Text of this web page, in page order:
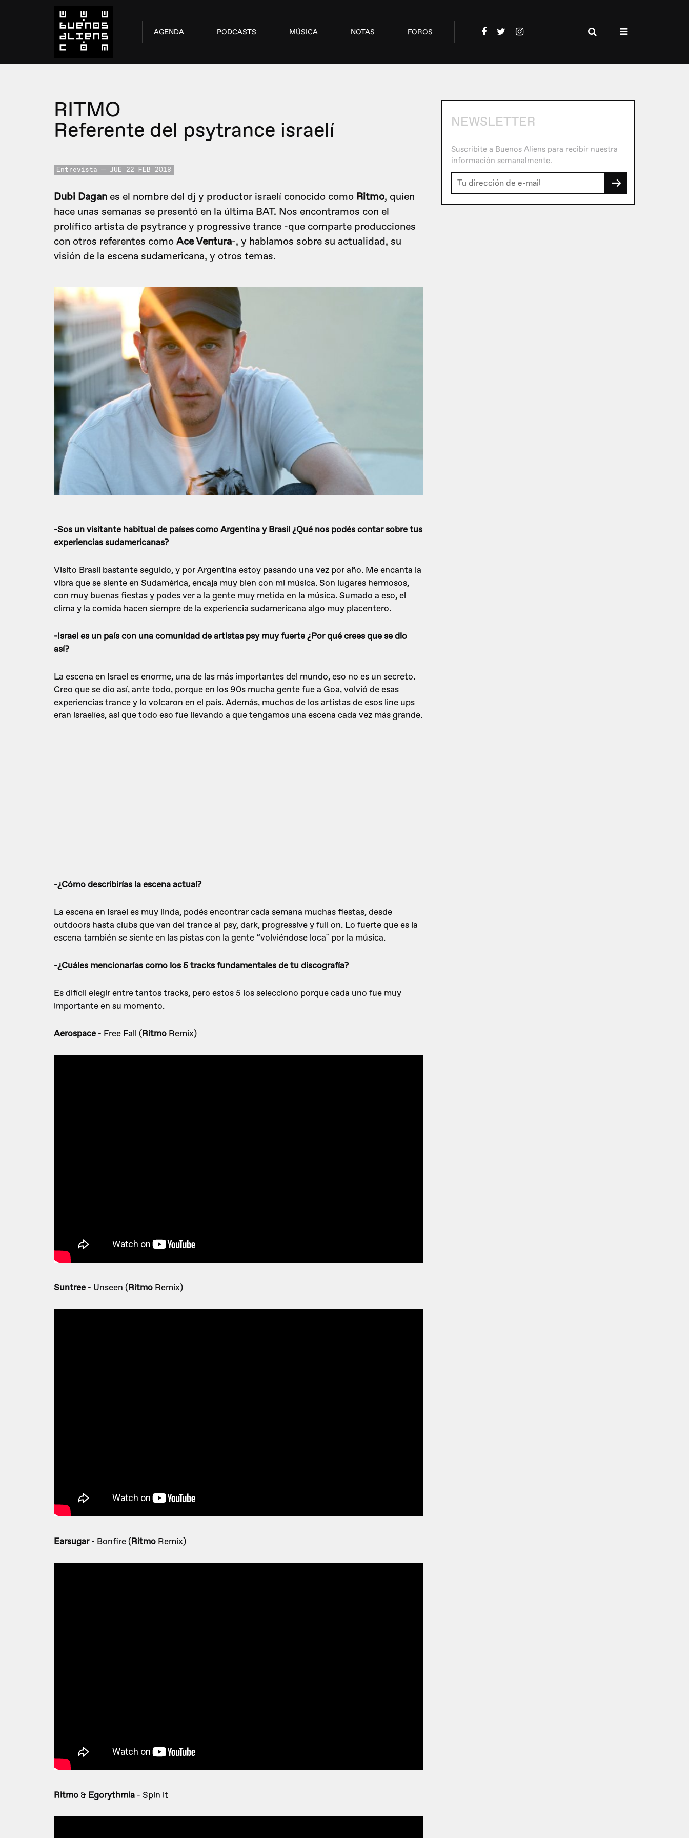
AGENDA PODCASTS MÚSICA NOTAS FOROS
RITMO
Referente del psytrance israelí
Entrevista JUE 22 FEB 2018
Dubi Dagan es el nombre del dj y productor israelí conocido como Ritmo, quien
hace unas semanas se presentó en la última BAT. Nos encontramos con el
prolífico artista de psytrance y progressive trance -que comparte producciones
con otros referentes como Ace Ventura-, y hablamos sobre su actualidad, su
visión de la escena sudamericana, y otros temas.
-Sos un visitante habitual de países como Argentina y Brasil ¿Qué nos podés contar sobre tus
experiencias sudamericanas?
Visito Brasil bastante seguido, y por Argentina estoy pasando una vez por año. Me encanta la
vibra que se siente en Sudamérica, encaja muy bien con mi música. Son lugares hermosos,
con muy buenas fiestas y podes ver a la gente muy metida en la música. Sumado a eso, el
clima y la comida hacen siempre de la experiencia sudamericana algo muy placentero.
-Israel es un país con una comunidad de artistas psy muy fuerte ¿Por qué crees que se dio
así?
La escena en Israel es enorme, una de las más importantes del mundo, eso no es un secreto.
Creo que se dio así, ante todo, porque en los 90s mucha gente fue a Goa, volvió de esas
experiencias trance y lo volcaron en el país. Además, muchos de los artistas de esos line ups
eran israelíes, así que todo eso fue llevando a que tengamos una escena cada vez más grande.
-¿Cómo describirías la escena actual?
La escena en Israel es muy linda, podés encontrar cada semana muchas fiestas, desde
outdoors hasta clubs que van del trance al psy, dark, progressive y full on. Lo fuerte que es la
escena también se siente en las pistas con la gente “volviéndose loca¨ por la música.
-¿Cuáles mencionarías como los 5 tracks fundamentales de tu discografía?
Es difícil elegir entre tantos tracks, pero estos 5 los selecciono porque cada uno fue muy
importante en su momento.
Aerospace - Free Fall (Ritmo Remix)
Suntree - Unseen (Ritmo Remix)
Earsugar- Bonfire (Ritmo Remix)
Ritmo & Egorythmia - Spin it
NEWSLETTER
Suscribite a Buenos Aliens para recibir nuestra
información semanalmente.
→